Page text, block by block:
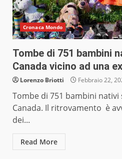
Cronaca Mondo
Tombe di 751 bambini
Canada vicino ad una
Lorenzo Briotti Febbraio 22,
Tombe di 751 bambini
Canada. Il ritrovamento è
dei...
Read More